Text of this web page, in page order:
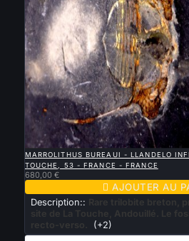

APERÇU RAPIDE
MARROLITHUS BUREAUI - LLANDELO
TOUCHE, 53 - FRANCE - FRANCE
680,00 €
 AJOUTER AU
Description::
Rare trilobite breton,
site de La Touche, Andouillé. Le
recto-verso.
(+2)